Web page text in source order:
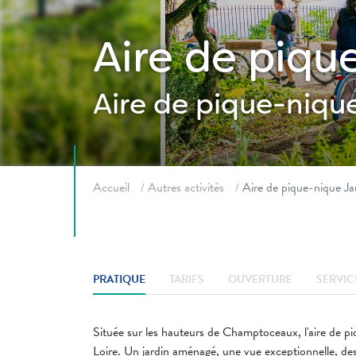
Aire de
Aire de pique-
Accueil Autres activités Aire de pique-nique
PRATIQUE TARIFS OUVERTURE
Située sur les hauteurs de Champtoceaux, l'aire de
Loire. Un jardin aménagé, une vue exceptionnelle,